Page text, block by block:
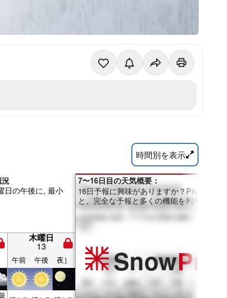
時間別を表示
日の午後に, 最小
木曜日
13
午前 午後 夜］
7〜16日目の天気概要：
16日予報に興味がありますか？Proメンバ
と、完全な予報と多くの機能を利用できま
SnowPro